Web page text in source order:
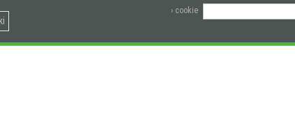
› cookie